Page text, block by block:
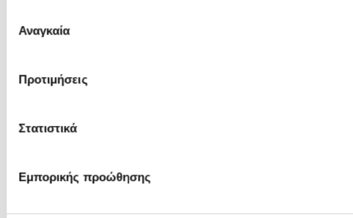
συγκατάθεσης
Αναγκαία
Προτιμήσεις
Στατιστικά
Εμπορικής προώθησης